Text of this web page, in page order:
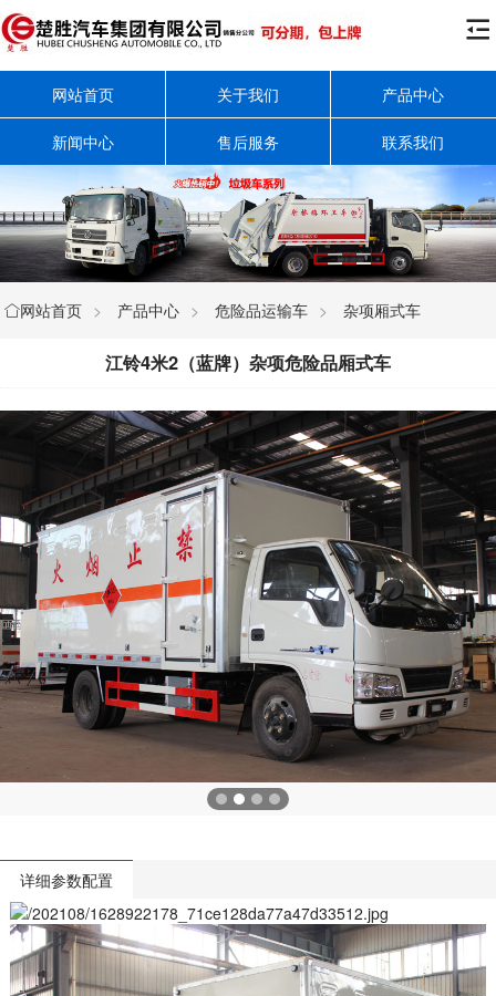

网站首页 关于我们 产品中心
新闻中心 售后服务 联系我们
网站首页 > 产品中心 > 危险品运输车 > 杂项厢式车
江铃4米2（蓝牌）杂项危险品厢式车
详细参数配置